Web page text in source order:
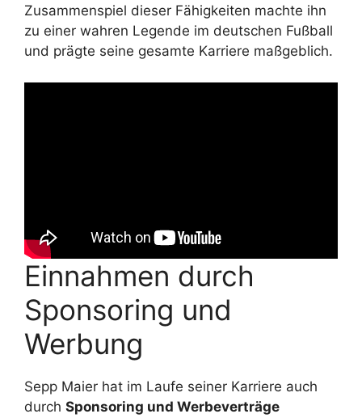
Zusammenspiel dieser Fähigkeiten machte ihn
zu einer wahren Legende im deutschen Fußball
und prägte seine gesamte Karriere maßgeblich.
Einnahmen durch
Sponsoring und
Werbung
Sepp Maier hat im Laufe seiner Karriere auch
durch Sponsoring und Werbeverträge